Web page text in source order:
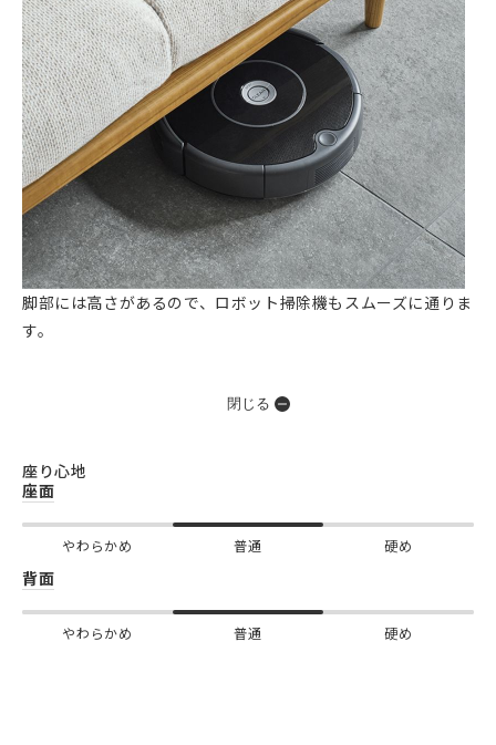
脚部には高さがあるので、ロボット掃除機もスムーズに通りま
す。
閉じる
座り心地
座面
やわらかめ 普通 硬め
背面
やわらかめ 普通 硬め